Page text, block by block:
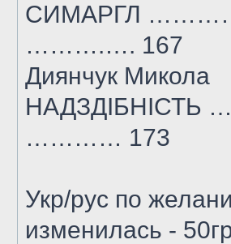
СИМАРГЛ
……….…. 167
Диянчук Микола
………… 173
Укр/рус по
изменилась -